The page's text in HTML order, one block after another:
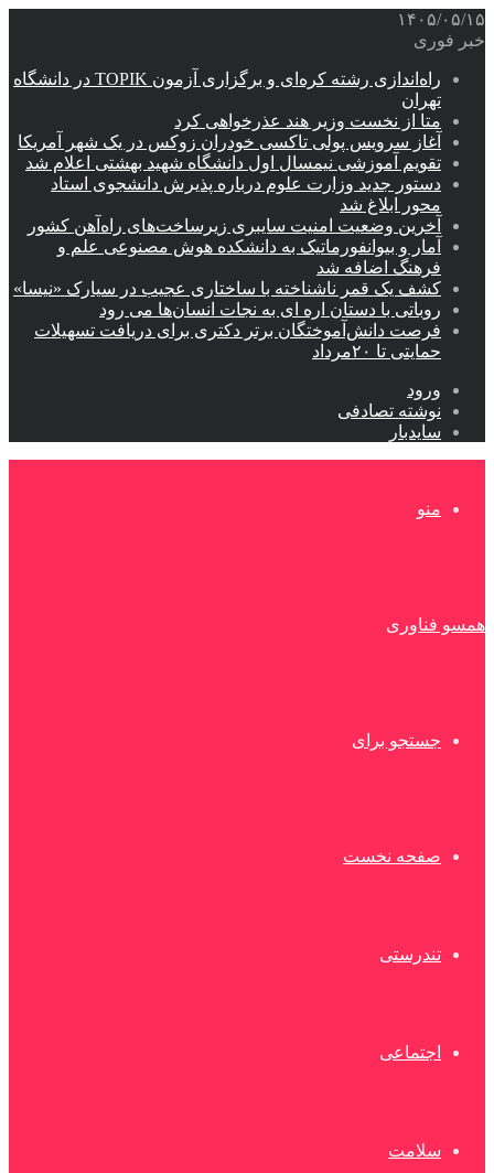
۱۴۰۵/۰۵/۱۵
خبر فوری
راه‌اندازی رشته کره‌ای و برگزاری آزمون TOPIK در دانشگاه
تهران
متا از نخست وزیر هند عذرخواهی کرد
آغاز سرویس پولی تاکسی خودران زوکس در یک شهر آمریکا
تقویم آموزشی نیمسال اول دانشگاه شهید بهشتی اعلام شد
دستور جدید وزارت علوم درباره پذیرش دانشجوی استاد
محور ابلاغ شد
آخرین وضعیت امنیت سایبری زیرساخت‌های راه‌آهن کشور
آمار و بیوانفورماتیک به دانشکده هوش مصنوعی علم و
فرهنگ اضافه شد
کشف یک قمر ناشناخته با ساختاری عجیب در سیارک «نیسا»
روباتی با دستان اره ای به نجات انسان‌ها می رود
فرصت دانش‌آموختگان برتر دکتری‌ برای دریافت تسهیلات
حمایتی تا ۲۰مرداد
ورود
نوشته تصادفی
سایدبار
منو
همسو فناوری
جستجو برای
صفحه نخست
تندرستی
اجتماعی
سلامت